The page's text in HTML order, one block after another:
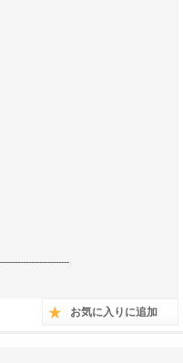
お気に入りに追加